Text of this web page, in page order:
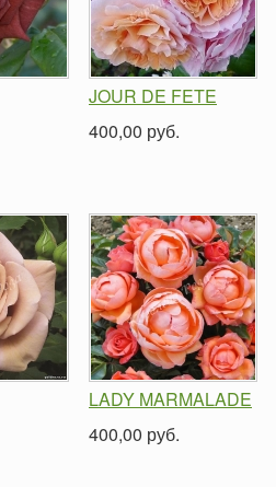
JOUR DE FETE
400,00 руб.
LADY MARMALADE
400,00 руб.